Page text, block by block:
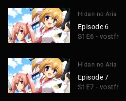
Hidan no Aria
Episode 6
S1E6 - vostfr
Hidan no Aria
Episode 7
S1E7 - vostfr